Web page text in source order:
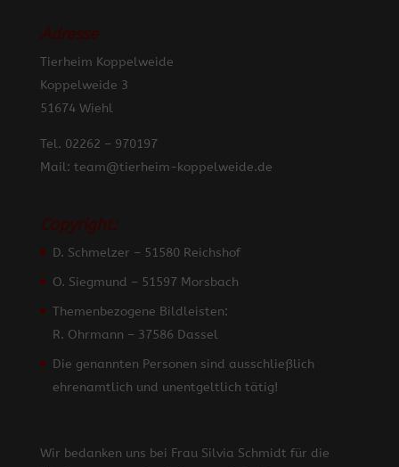
Tierheim Koppelweide
Koppelweide 3
51674 Wiehl
Tel. 02262 – 970197
Mail: team@tierheim-koppelweide.de
D. Schmelzer – 51580 Reichshof
O. Siegmund – 51597 Morsbach
Themenbezogene Bildleisten:
R. Ohrmann – 37586 Dassel
Die genannten Personen sind ausschließlich
ehrenamtlich und unentgeltlich tätig!
Wir bedanken uns bei Frau Silvia Schmidt für die